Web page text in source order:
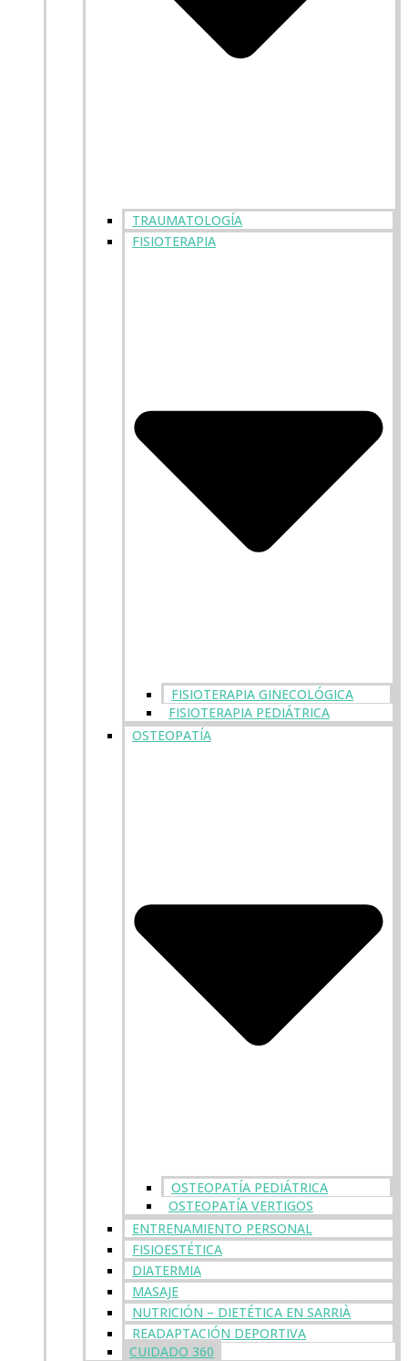
TRAUMATOLOGÍA
FISIOTERAPIA
FISIOTERAPIA GINECOLÓGICA
FISIOTERAPIA PEDIÁTRICA
OSTEOPATÍA
OSTEOPATÍA PEDIÁTRICA
OSTEOPATÍA VERTIGOS
ENTRENAMIENTO PERSONAL
FISIOESTÉTICA
DIATERMIA
MASAJE
NUTRICIÓN – DIETÉTICA EN SARRIÀ
READAPTACIÓN DEPORTIVA
CUIDADO 360